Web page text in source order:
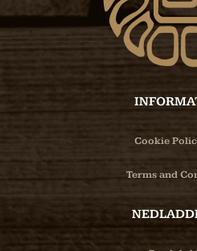
Cookie
Terms and